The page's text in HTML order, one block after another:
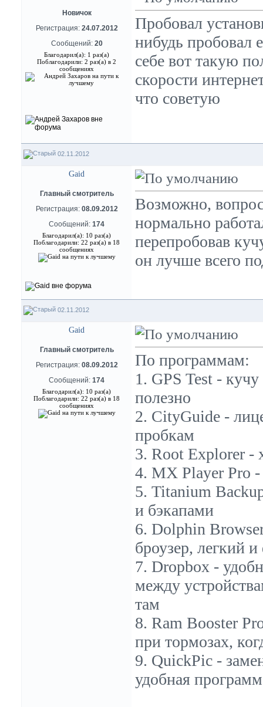
Новичок
Регистрация: 24.07.2012
Сообщений: 20
Благодарил(а): 1 раз(а)
Поблагодарили: 2 раз(а) в 2
сообщениях
Пробовал
нибудь пробовал
себе вот такую
скорости
что советую
02.11.2012
Gaid
Главный смотритель
Регистрация: 08.09.2012
Сообщений: 174
Благодарил(а): 10 раз(а)
Поблагодарили: 22 раз(а) в 18
сообщениях
Возможно,
нормально
перепробовав
он лучше всего
02.11.2012
Gaid
Главный смотритель
Регистрация: 08.09.2012
Сообщений: 174
Благодарил(а): 10 раз(а)
Поблагодарили: 22 раз(а) в 18
сообщениях
По программам:
1. GPS Test -
полезно
2. CityGuide -
пробкам
3. Root Explorer -
4. MX Player Pro
5. Titanium
и бэкапами
6. Dolphin
броузер, легкий
7. Dropbox -
между
там
8. Ram Booster
при тормозах,
9. QuickPic -
удобная